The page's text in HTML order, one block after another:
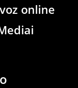
online